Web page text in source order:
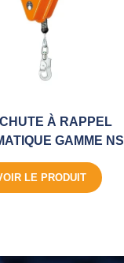
À RAPPEL
GAMME NS
LE PRODUIT